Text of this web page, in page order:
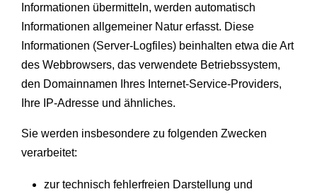
Informationen übermitteln, werden automatisch
Informationen allgemeiner Natur erfasst. Diese
Informationen (Server-Logfiles) beinhalten etwa die Art
des Webbrowsers, das verwendete Betriebssystem,
den Domainnamen Ihres Internet-Service-Providers,
Ihre IP-Adresse und ähnliches.
Sie werden insbesondere zu folgenden Zwecken
verarbeitet:
zur technisch fehlerfreien Darstellung und